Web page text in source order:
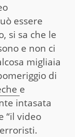
essere
si sa che le
e non ci
migliaia
di
e
intasata
“il video